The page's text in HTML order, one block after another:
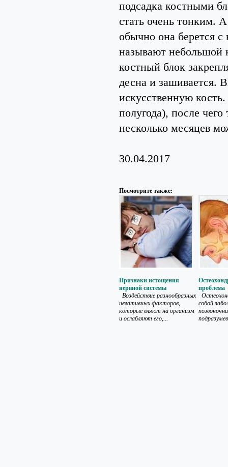
подсадка костными
стать очень тонким.
обычно она берется
называют небольшой
костный блок
десна и зашивается.
искусственную
полугода), после
несколько месяцев
30.04.2017
Посмотрите также:
Признаки истощения
нервной системы
Воздействие разнообразных
негативных факторов,
которые вляют на организм
и ослабляют его,...
проблема
собой